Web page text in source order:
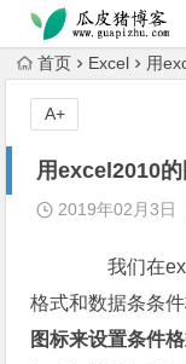
跳转到主内容
首页 Excel 用
用excel2010
2019年02月3日
我们在
格式和数据条条
图标来设置条件
A+